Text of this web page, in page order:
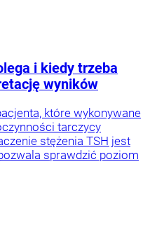
i kiedy trzeba
wyników
które wykonywane
tarczycy
stężenia TSH jest
sprawdzić poziom